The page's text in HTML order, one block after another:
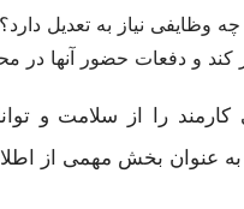
وظایفی نیاز به تعدیل دارد؟
و دفعات حضور آنها در
را از سلامت و
به عنوان بخش مهمی از